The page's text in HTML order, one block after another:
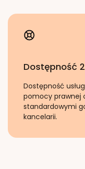
Dostępność
Dostępność
pomocy prawnej
standardowymi
kancelarii.